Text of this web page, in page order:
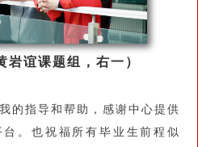
岩谊课题组，右一）
的指导和帮助，感谢中心提供
。也祝福所有毕业生前程似